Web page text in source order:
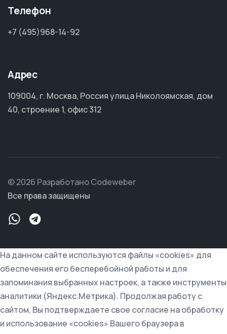
Телефон
+7 (495)968-14-92
Адрес
109004, г. Москва, Россия улица Николоямская, дом
40, строение 1, офис 312
© 2026 Разработано Codeweber
Все права защищены
На данном сайте используются файлы «cookies» для
обеспечения его бесперебойной работы и для
запоминания выбранных настроек, а также инструменты
аналитики (Яндекс.Метрика). Продолжая работу с
сайтом, Вы подтверждаете свое согласие на обработку
и использование «cookies» Вашего браузера в